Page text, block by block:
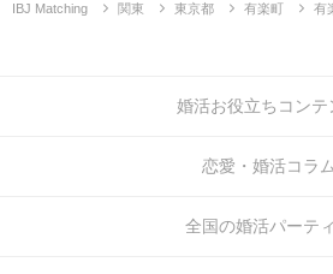
IBJ Matching 関東 東京都 有楽町 有
婚活お役立ちコンテ
恋愛・婚活コラ
全国の婚活パーテ